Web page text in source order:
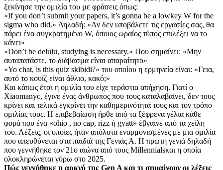
ξεκίνησε την ομιλία του με φράσεις όπως:
«If you don’t submit your papers, it’s gonna be a lowkey W for the
sigma who did.» Δηλαδή: «Αν δεν υποβάλετε τις εργασίες σας, θα
πάρει ένα συγκρατημένο W, όποιος ωραίος τύπος επιλέξει να το
κάνει»
«Don’t be delulu, studying is necessary.» Που σημαίνει: «Μην
αυταπατάστε, το διάβασμα είναι απαραίτητο»
«Yo chat, is this quiz skibidi?» του οποίου η ερμηνεία είναι: «Γεια,
αυτό το κουίζ είναι άθλιο, κακό;»
Και κάπως έτσι η ομιλία του είχε τεράστια απήχηση. Γιατί ο
Xiaomanyc, έγινε ένας άνθρωπος που τους καταλαβαίνει, δεν τους
κρίνει και τελικά εγκρίνει την καθημερινότητά τους και τον τρόπο
ομιλίας τους. Η επιβεβαίωση ήρθε από τα ξέφρενα γέλια κάθε
φορά που ένα «ohio , no cap, rizz ή gyatt» έβγαινε από τα χείλη
του. Λέξεις, οι οποίες ήταν απόλυτα εναρμονισμένες με μια ομιλία
που απευθύνεται στα παιδιά της Γενιάς Α. Η πρώτη γενιά δηλαδή
που γεννήθηκε τον 21ο αιώνα από τους Millennialsκαι η οποία
ολοκληρώνεται γύρω στο 2025.
Πώς γεννήθηκε η αρκγό της Gen A και τι σημαίνουν οι λέξεις